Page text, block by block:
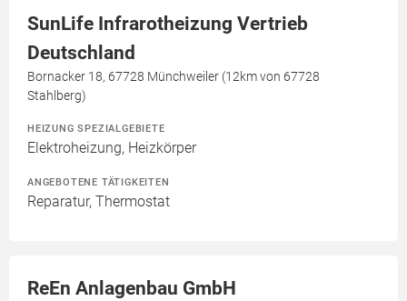
SunLife Infrarotheizung Vertrieb
Deutschland
Bornacker 18, 67728 Münchweiler (12km von 67728
Stahlberg)
HEIZUNG SPEZIALGEBIETE
Elektroheizung, Heizkörper
ANGEBOTENE TÄTIGKEITEN
Reparatur, Thermostat
ReEn Anlagenbau GmbH